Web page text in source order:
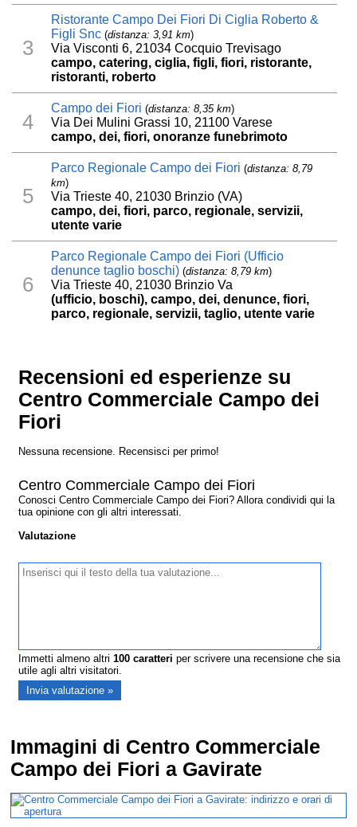
3
Ristorante Campo Dei Fiori Di Ciglia Roberto &
Figli Snc (distanza: 3,91 km)
Via Visconti 6, 21034 Cocquio Trevisago
campo, catering, ciglia, figli, fiori, ristorante,
ristoranti, roberto
4
Campo dei Fiori (distanza: 8,35 km)
Via Dei Mulini Grassi 10, 21100 Varese
campo, dei, fiori, onoranze funebrimoto
5
Parco Regionale Campo dei Fiori (distanza: 8,79
km)
Via Trieste 40, 21030 Brinzio (VA)
campo, dei, fiori, parco, regionale, servizii,
utente varie
6
Parco Regionale Campo dei Fiori (Ufficio
denunce taglio boschi) (distanza: 8,79 km)
Via Trieste 40, 21030 Brinzio Va
(ufficio, boschi), campo, dei, denunce, fiori,
parco, regionale, servizii, taglio, utente varie
Recensioni ed esperienze su
Centro Commerciale Campo dei
Fiori
Nessuna recensione. Recensisci per primo!
Centro Commerciale Campo dei Fiori
Conosci Centro Commerciale Campo dei Fiori? Allora condividi qui la
tua opinione con gli altri interessati.
Valutazione
Immetti almeno altri100 caratteri per scrivere una recensione che sia
utile agli altri visitatori.
Immagini di Centro Commerciale
Campo dei Fiori a Gavirate